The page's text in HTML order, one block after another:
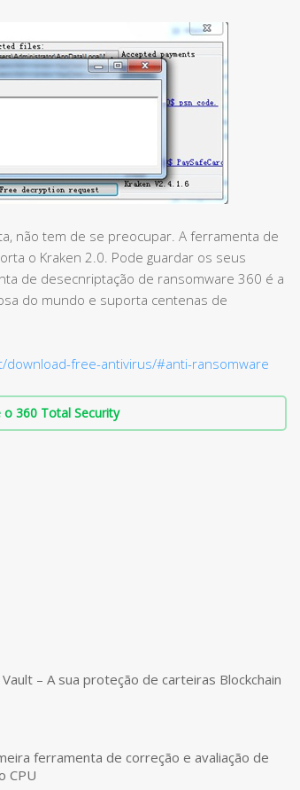
não tem de se preocupar. A ferramenta de
o Kraken 2.0. Pode guardar os seus
de desecnriptação de ransomware 360 é a
do mundo e suporta centenas de
free-antivirus/#anti-ransomware
o 360 Total Security
– A sua proteção de carteiras Blockchain
ferramenta de correção e avaliação de
CPU